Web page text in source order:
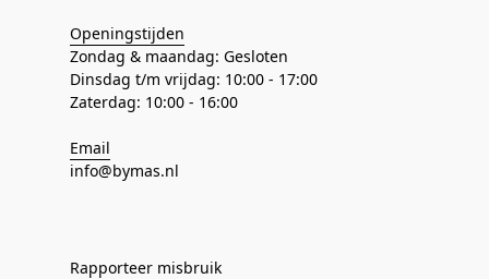
Openingstijden
Zondag & maandag: Gesloten
Dinsdag t/m vrijdag: 10:00 - 17:00
Zaterdag: 10:00 - 16:00
Email
info@bymas.nl
Rapporteer misbruik